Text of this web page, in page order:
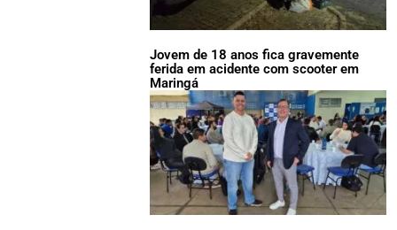
Jovem de 18 anos fica gravemente
ferida em acidente com scooter em
Maringá